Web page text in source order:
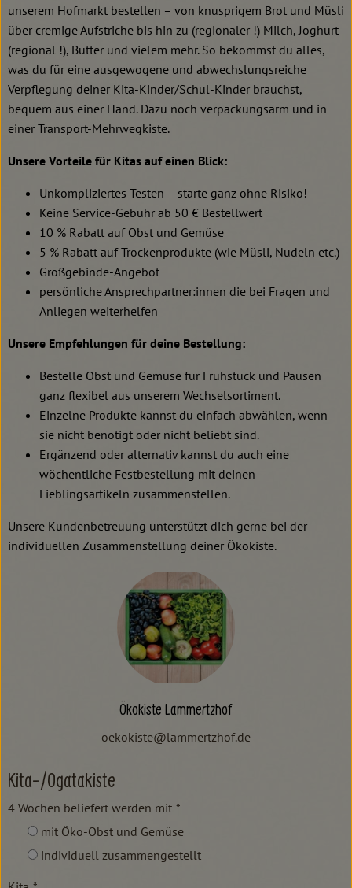
unserem Hofmarkt bestellen – von knusprigem Brot und Müsli
über cremige Aufstriche bis hin zu (regionaler !) Milch, Joghurt
(regional !), Butter und vielem mehr. So bekommst du alles,
was du für eine ausgewogene und abwechslungsreiche
Verpflegung deiner Kita-Kinder/Schul-Kinder brauchst,
bequem aus einer Hand. Dazu noch verpackungsarm und in
einer Transport-Mehrwegkiste.
Unsere Vorteile für Kitas auf einen Blick:
Unkompliziertes Testen – starte ganz ohne Risiko!
Keine Service-Gebühr ab 50 € Bestellwert
10 % Rabatt auf Obst und Gemüse
5 % Rabatt auf Trockenprodukte (wie Müsli, Nudeln etc.)
Großgebinde-Angebot
persönliche Ansprechpartner:innen die bei Fragen und
Anliegen weiterhelfen
Unsere Empfehlungen für deine Bestellung:
Bestelle Obst und Gemüse für Frühstück und Pausen
ganz flexibel aus unserem Wechselsortiment.
Einzelne Produkte kannst du einfach abwählen, wenn
sie nicht benötigt oder nicht beliebt sind.
Ergänzend oder alternativ kannst du auch eine
wöchentliche Festbestellung mit deinen
Lieblingsartikeln zusammenstellen.
Unsere Kundenbetreuung unterstützt dich gerne bei der
individuellen Zusammenstellung deiner Ökokiste.
Ökokiste Lammertzhof
oekokiste@lammertzhof.de
Kita-/Ogatakiste
4 Wochen beliefert werden mit *
mit Öko-Obst und Gemüse
individuell zusammengestellt